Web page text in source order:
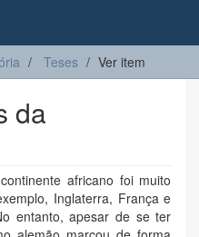
Teses Ver item
da
africano foi muito
Inglaterra, França e
entanto, apesar de se ter